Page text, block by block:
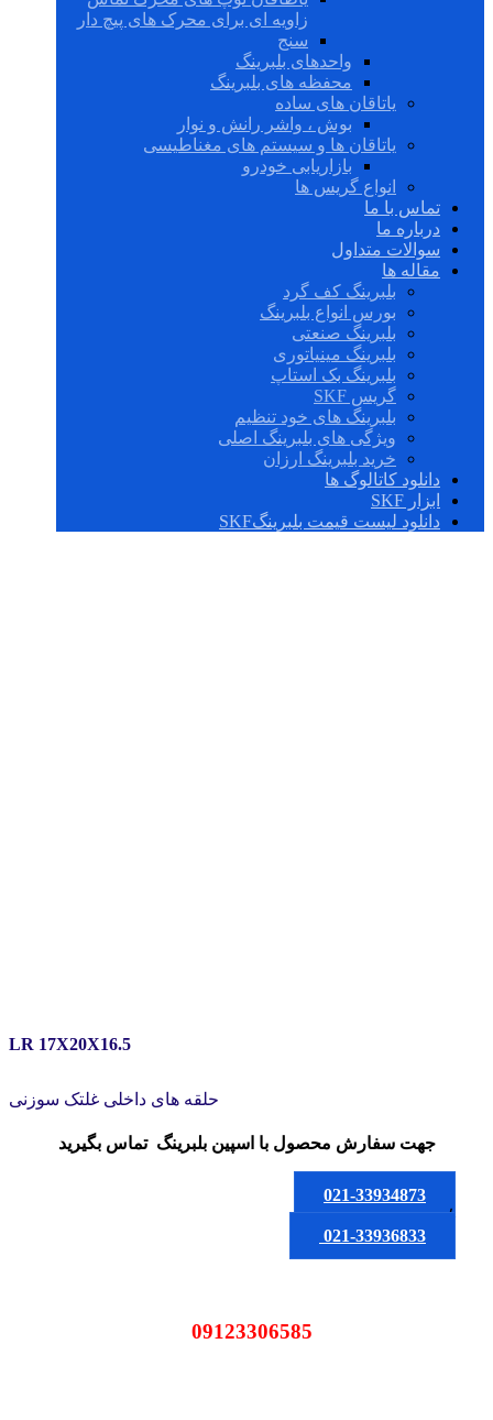
زاویه ای برای محرک های پیچ دار
سنج
واحدهای بلبرینگ
محفظه های بلبرینگ
یاتاقان های ساده
بوش ، واشر رانش و نوار
یاتاقان ها و سیستم های مغناطیسی
بازاریابی خودرو
انواع گریس ها
تماس با ما
درباره ما
سوالات متداول
مقاله ها
بلبرینگ کف گرد
بورس انواع بلبرینگ
بلبرینگ صنعتی
بلبرینگ مینیاتوری
بلبرینگ بک استاپ
گریس SKF
بلبرینگ های خود تنظیم
ویژگی های بلبرینگ اصلی
خرید بلبرینگ ارزان
دانلود کاتالوگ ها
ابزار SKF
دانلود لیست قیمت بلبرینگSKF
LR 17X20X16.5
حلقه های داخلی غلتک سوزنی
جهت سفارش محصولبا اسپین بلبرینگ تماس بگیرید
021-33934873
یا
021-33936833